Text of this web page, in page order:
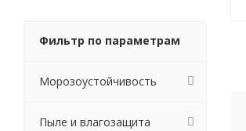
Фильтр по параметрам
Морозоустойчивость
Пыле и влагозащита